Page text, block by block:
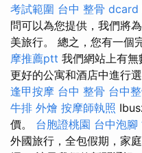
考試範圍 台中 整骨 dcard
問可以為您提供，我們將
美旅行。 總之，您有一個
摩推薦ptt 我們網站上有無
更好的公寓和酒店中進行選
逢甲按摩 台中 整骨 台中
牛排 外燴 按摩師執照
價。 台胞證桃園 台中泡腳
外國旅行，全包假期，家